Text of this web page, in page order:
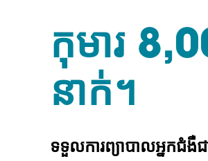
កុមារ
នាក់។
ទទួលការព្យាបាលអ្នកជំងឺជ